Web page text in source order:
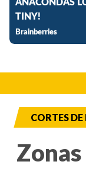
CORTES